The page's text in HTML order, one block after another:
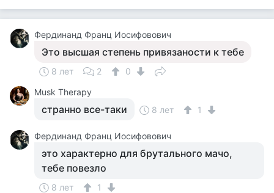
Фердинанд Франц Иосифовович
Это высшая степень привязаности к тебе
8 лет 2
0
Musk Therapy
странно все-таки 8 лет 1
Фердинанд Франц Иосифовович
это характерно для брутального мачо,
тебе повезло
8 лет 1